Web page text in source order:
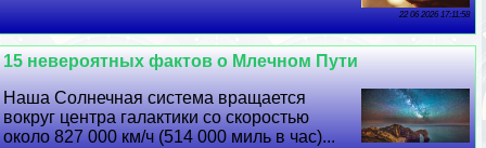
22 06 2026 17:11:58
15 невероятных фактов о Млечном Пути
Наша Солнечная система вращается
вокруг центра галактики со скоростью
около 827 000 км/ч (514 000 миль в час)...